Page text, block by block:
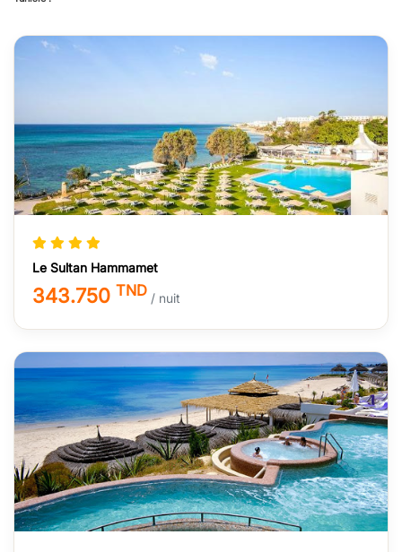
Le Sultan Hammamet
343.750 TND / nuit